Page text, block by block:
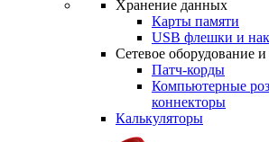
Хранение данных
Карты памяти
USB флешки и
Сетевое оборудование и
Патч-корды
Компьютерные
коннекторы
Калькуляторы